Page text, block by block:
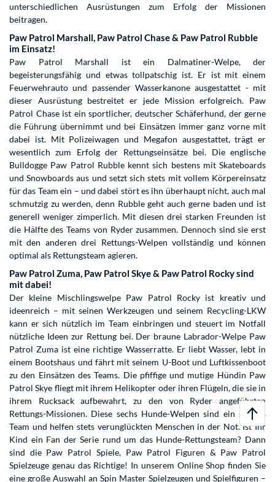
unterschiedlichen Ausrüstungen zum Erfolg der Missionen
beitragen.
Paw Patrol Marshall, Paw Patrol Chase & Paw Patrol Rubble
im Einsatz!
Paw Patrol Marshall ist ein Dalmatiner-Welpe, der
begeisterungsfähig und etwas tollpatschig ist. Er ist mit einem
Feuerwehrauto und passender Wasserkanone ausgestattet - mit
dieser Ausrüstung bestreitet er jede Mission erfolgreich. Paw
Patrol Chase ist ein sportlicher, deutscher Schäferhund, der gerne
die Führung übernimmt und bei Einsätzen immer ganz vorne mit
dabei ist. Mit Polizeiwagen und Megafon ausgestattet, trägt er
wesentlich zum Erfolg der Rettungseinsätze bei. Die englische
Bulldogge Paw Patrol Rubble kennt sich bestens mit Skateboards
und Snowboards aus und setzt sich stets mit vollem Körpereinsatz
für das Team ein – und dabei stört es ihn überhaupt nicht, auch mal
schmutzig zu werden, denn Rubble geht auch gerne baden und ist
generell weniger zimperlich. Mit diesen drei starken Freunden ist
die Hälfte des Teams von Ryder zusammen. Dennoch sind sie erst
mit den anderen drei Rettungs-Welpen vollständig und können
optimal als Rettungsteam agieren.
Paw Patrol Zuma, Paw Patrol Skye & Paw Patrol Rocky sind
mit dabei!
Der kleine Mischlingswelpe Paw Patrol Rocky ist kreativ und
ideenreich – mit seinen Werkzeugen und seinem Recycling-LKW
kann er sich nützlich im Team einbringen und steuert im Notfall
nützliche Ideen zur Rettung bei. Der braune Labrador-Welpe Paw
Patrol Zuma ist eine richtige Wasserratte. Er liebt Wasser, lebt in
einem Bootshaus und fährt mit seinem U-Boot und Luftkissenboot
zu den Einsätzen des Teams. Die pfiffige und mutige Hündin Paw
Patrol Skye fliegt mit ihrem Helikopter oder ihren Flügeln, die sie in
ihrem Rucksack aufbewahrt, zu den von Ryder angeführten
Rettungs-Missionen. Diese sechs Hunde-Welpen sind ein starkes
Team und helfen stets verunglückten Menschen in der Not. Ist Ihr
Kind ein Fan der Serie rund um das Hunde-Rettungsteam? Dann
sind die Paw Patrol Spiele, Paw Patrol Figuren & Paw Patrol
Spielzeuge genau das Richtige! In unserem Online Shop finden Sie
eine große Auswahl an Spin Master Spielzeugen und Spielfiguren –